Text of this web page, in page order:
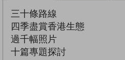
三十條路線
四季盡賞香港生態
過千幅照片
十篇專題探討